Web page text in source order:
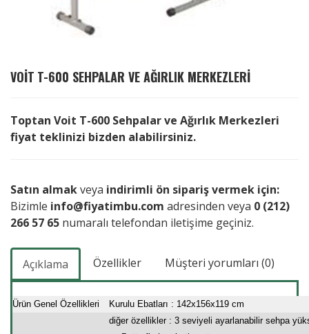
VOIT T-600 SEHPALAR VE AĞIRLIK MERKEZLERI
Toptan Voit T-600 Sehpalar ve Ağırlık Merkezleri
fiyat teklinizi bizden alabilirsiniz.
Satın almakveya indirimli ön sipariş vermek için:
Bizimle info@fiyatimbu.com adresinden veya 0 (212)
266 57 65 numaralı telefondan iletişime geçiniz.
Açıklama Özellikler Müşteri yorumları (0)
Ürün Genel Özellikleri
Kurulu Ebatları : 142x156x119 cm
diğer özellikler : 3 seviyeli ayarlanabilir sehpa